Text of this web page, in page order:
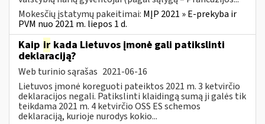
Mokesčių įstatymų pakeitimai: MĮP 2021 » E-prekyba ir
PVM nuo 2021 m. liepos 1 d.
Kaip ir kada Lietuvos įmonė gali patikslinti
deklaraciją?
Web turinio sąrašas 2021-06-16
Lietuvos įmonė koreguoti pateiktos 2021 m. 3 ketvirčio
deklaracijos negali. Patikslinti klaidingą sumą ji galės tik
teikdama 2021 m. 4 ketvirčio OSS ES schemos
deklaraciją, kurioje nurodys kokio...